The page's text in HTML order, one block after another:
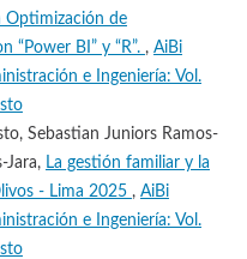
Optimización de
“Power BI” y “R”. , AiBi
e Ingeniería: Vol.
Sebastian Juniors Ramos-
Jara, La gestión familiar y la
- Lima 2025 , AiBi
e Ingeniería: Vol.